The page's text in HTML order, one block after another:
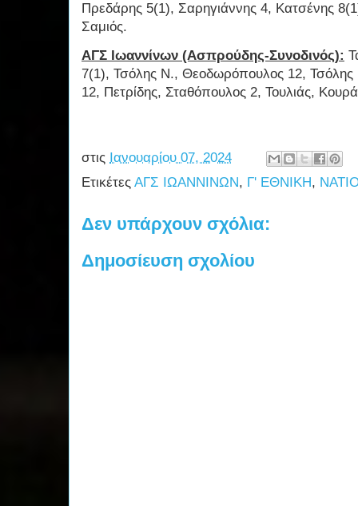
Πρεδάρης 5(1), Σαρηγιάννης 4, Κατσένης
Σαμιός.
ΑΓΣ Ιωαννίνων (Ασπρούδης-Συνοδινός):
7(1), Τσόλης Ν., Θεοδωρόπουλος 12,
12, Πετρίδης, Σταθόπουλος 2, Τουλιάς,
στις Ιανουαρίου 07, 2024
Ετικέτες ΑΓΣ ΙΩΑΝΝΙΝΩΝ, Γ' ΕΘΝΙΚΗ,
Δεν υπάρχουν σχόλια:
Δημοσίευση σχολίου